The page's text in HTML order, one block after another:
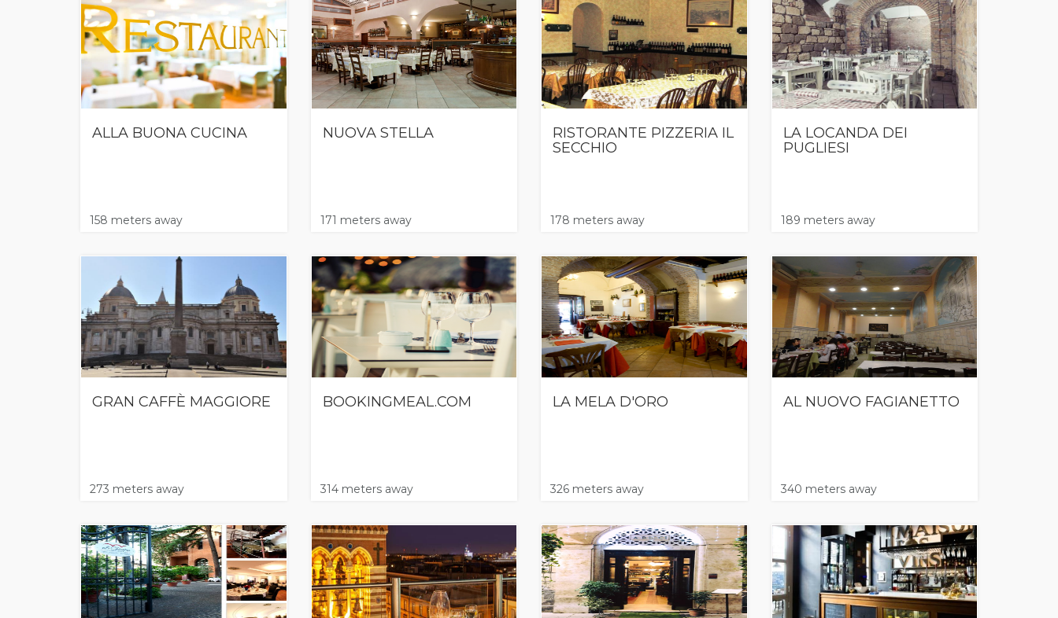
ALLA BUONA CUCINA
158 meters away
NUOVA STELLA
171 meters away
RISTORANTE PIZZERIA IL
SECCHIO
178 meters away
LA LOCANDA DEI
PUGLIESI
189 meters away
GRAN CAFFÈ MAGGIORE
273 meters away
BOOKINGMEAL.COM
314 meters away
LA MELA D'ORO
326 meters away
AL NUOVO FAGIANETTO
340 meters away